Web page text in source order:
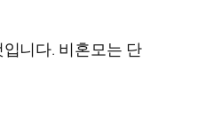
니다. 비혼모는 단